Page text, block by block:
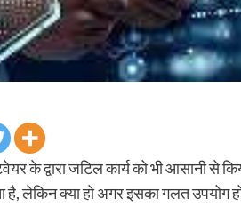
के द्वारा जटिल कार्य को भी आसानी
लेकिन क्या हो अगर इसका गलत उपयोग